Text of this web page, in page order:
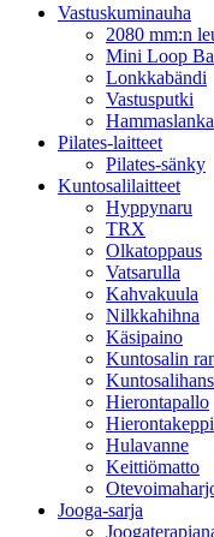
Vastuskuminauha
2080 mm:n
Mini Loop
Lonkkabändi
Vastusputki
Hammaslanka
Pilates-laitteet
Pilates-sänky
Kuntosalilaitteet
Hyppynaru
TRX
Olkatoppaus
Vatsarulla
Kahvakuula
Nilkkahihna
Käsipaino
Kuntosalin
Hierontapallo
Hierontakeppi
Hulavanne
Keittiömatto
Jooga-sarja